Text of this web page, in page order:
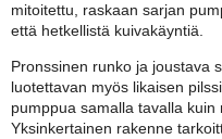
mitoitettu, raskaan sarjan
että hetkellistä kuivakäyntiä.
Pronssinen runko ja joustava
luotettavan myös likaisen
pumppua samalla tavalla
Yksinkertainen rakenne